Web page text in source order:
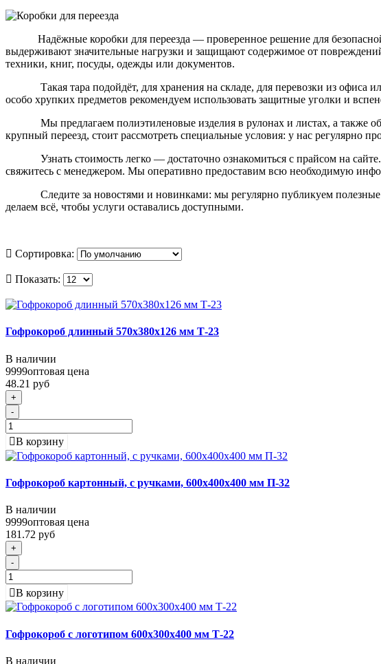
Надёжные коробки для переезда — проверенное решение для
выдерживают значительные нагрузки и защищают содержимое от
техники, книг, посуды, одежды или документов.
Такая тара подойдёт, для хранения на складе, для перевозки из
особо хрупких предметов рекомендуем использовать защитные уголки и
Мы предлагаем полиэтиленовые изделия в рулонах и листах, а также
крупный переезд, стоит рассмотреть специальные условия: у нас регулярно
Узнать стоимость легко — достаточно ознакомиться с прайсом на
свяжитесь с менеджером. Мы оперативно предоставим всю необходимую
Следите за новостями и новинками: мы регулярно публикуем
делаем всё, чтобы услуги оставались доступными.
Сортировка:
Показать:
Гофрокороб длинный 570х380х126 мм Т-23
В наличии
9999оптовая цена
48.21 руб
+
-
В корзину
Гофрокороб картонный, с ручками, 600х400х400 мм П-32
В наличии
9999оптовая цена
181.72 руб
+
-
В корзину
Гофрокороб с логотипом 600х300х400 мм Т-22
В наличии